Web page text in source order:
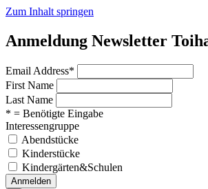
Zum Inhalt springen
Anmeldung Newsletter
Email Address*
First Name
Last Name
* = Benötigte Eingabe
Interessengruppe
Abendstücke
Kinderstücke
Kindergärten&Schulen